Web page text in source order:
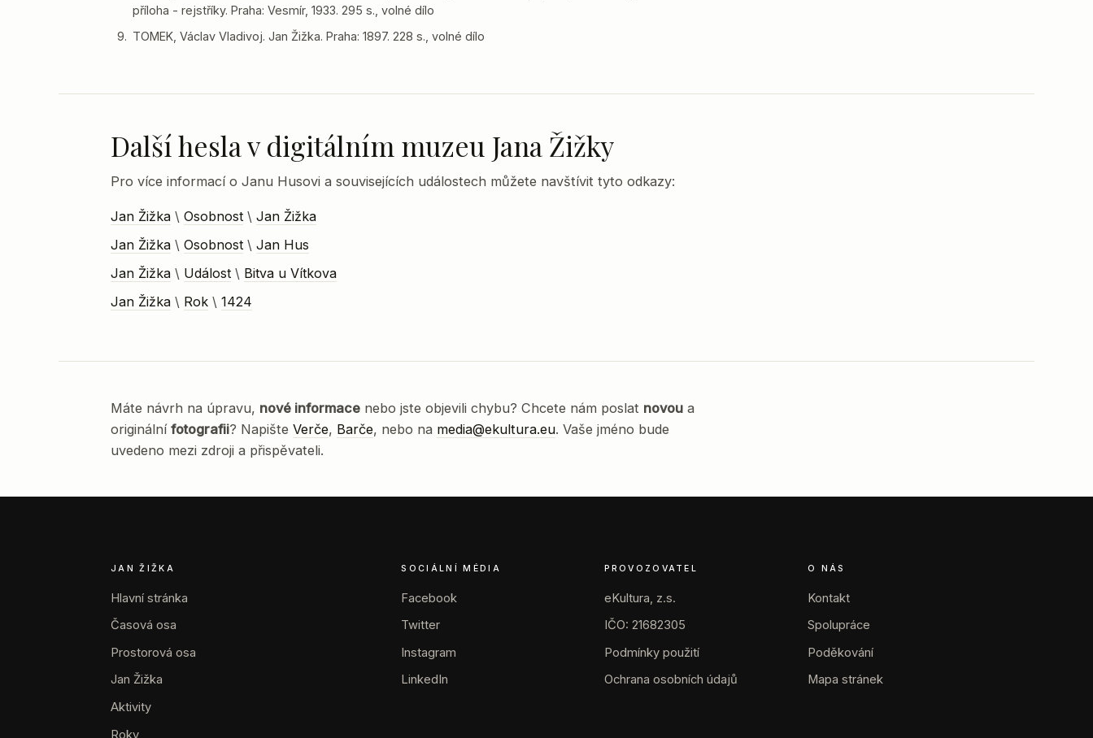
příloha - rejstříky. Praha: Vesmír, 1933. 295 s., volné dílo
TOMEK, Václav Vladivoj. Jan Žižka. Praha: 1897. 228 s., volné dílo
Další hesla v digitálním muzeu Jana Žižky
Pro více informací o Janu Husovi a souvisejících událostech můžete navštívit tyto odkazy:
Jan Žižka \ Osobnost \ Jan Žižka
Jan Žižka \ Osobnost \ Jan Hus
Jan Žižka \ Událost \ Bitva u Vítkova
Jan Žižka \ Rok \ 1424
Máte návrh na úpravu, nové informace nebo jste objevili chybu? Chcete nám poslat novou a
originální fotografii? Napište Verče, Barče, nebo na media@ekultura.eu. Vaše jméno bude
uvedeno mezi zdroji a přispěvateli.
JAN ŽIŽKA
Hlavní stránka
Časová osa
Prostorová osa
Jan Žižka
Aktivity
Roky
SOCIÁLNÍ MÉDIA
Facebook
Twitter
Instagram
LinkedIn
PROVOZOVATEL
eKultura, z.s.
IČO: 21682305
Podmínky použití
Ochrana osobních údajů
O NÁS
Kontakt
Spolupráce
Poděkování
Mapa stránek